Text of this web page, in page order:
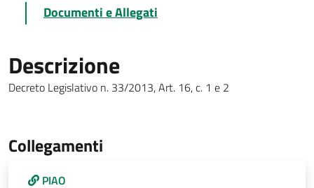
Documenti e Allegati
Descrizione
Decreto Legislativo n. 33/2013, Art. 16, c. 1 e 2
Collegamenti
PIAO